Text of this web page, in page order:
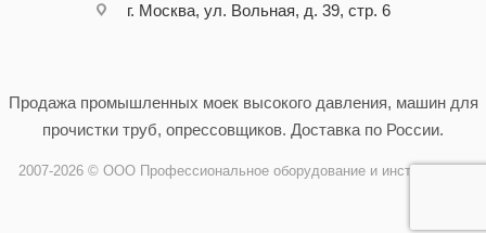
г. Москва, ул. Вольная, д. 39, стр. 6
Продажа промышленных моек высокого давления, машин для
прочистки труб, опрессовщиков. Доставка по России.
2007-2026 © ООО Профессиональное оборудование и инструменты